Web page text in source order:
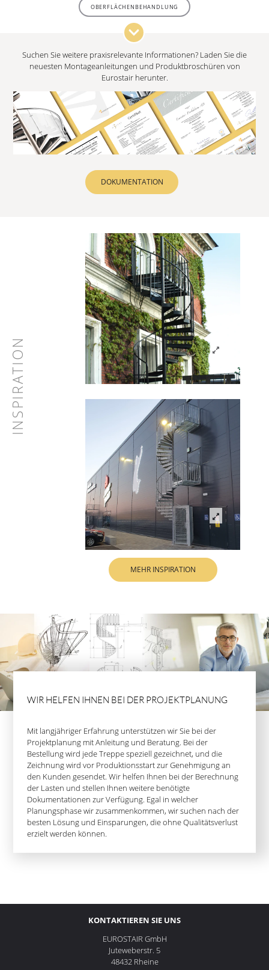
OBERFLÄCHENBEHANDLUNG
Suchen Sie weitere praxisrelevante Informationen? Laden Sie die
neuesten Montageanleitungen und Produktbroschüren von
Eurostair herunter.
DOKUMENTATION
INSPIRATION
MEHR INSPIRATION
WIR HELFEN IHNEN BEI DER PROJEKTPLANUNG
Mit langjähriger Erfahrung unterstützen wir Sie bei der
Projektplanung mit Anleitung und Beratung. Bei der
Bestellung wird jede Treppe speziell gezeichnet, und die
Zeichnung wird vor Produktionsstart zur Genehmigung an
den Kunden gesendet. Wir helfen Ihnen bei der Berechnung
der Lasten und stellen Ihnen weitere benötigte
Dokumentationen zur Verfügung. Egal in welcher
Planungsphase wir zusammenkommen, wir suchen nach der
besten Lösung und Einsparungen, die ohne Qualitätsverlust
erzielt werden können.
KONTAKTIEREN SIE UNS
EUROSTAIR GmbH
Juteweberstr. 5
48432 Rheine